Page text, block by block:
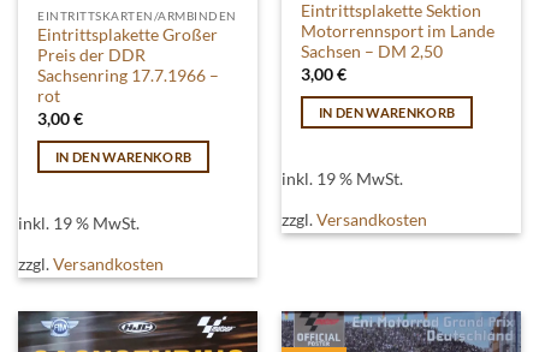
EINTRITTSKARTEN/ARMBINDEN
Eintrittsplakette Großer
Preis der DDR
Sachsenring 17.7.1966 –
rot
3,00€
IN DEN WARENKORB
inkl. 19 % MwSt.
zzgl.Versandkosten
Eintrittsplakette Sektion
Motorrennsport im Lande
Sachsen – DM 2,50
3,00€
IN DEN WARENKORB
inkl. 19 % MwSt.
zzgl.Versandkosten